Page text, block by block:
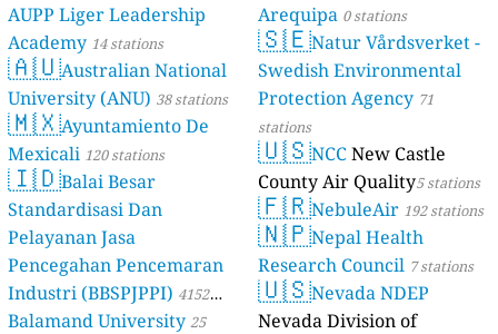
AUPP Liger Leadership
Academy 14 stations
🇦🇺Australian National
University (ANU) 38 stations
🇲🇽Ayuntamiento De
Mexicali 120 stations
🇮🇩Balai Besar
Standardisasi Dan
Pelayanan Jasa
Pencegahan Pencemaran
Industri (BBSPJPPI) 4152
stations
Balamand University25
Arequipa 0 stations
🇸🇪Natur Vårdsverket -
Swedish Environmental
Protection Agency 71
stations
🇺🇸NCCNew Castle
County Air Quality5 stations
🇫🇷NebuleAir 192 stations
🇳🇵Nepal Health
Research Council 7 stations
🇺🇸Nevada NDEP
Nevada Division of